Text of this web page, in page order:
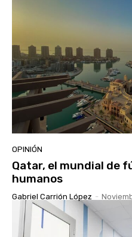
OPINIÓN
Qatar, el mundial de
humanos
Gabriel Carrión López -